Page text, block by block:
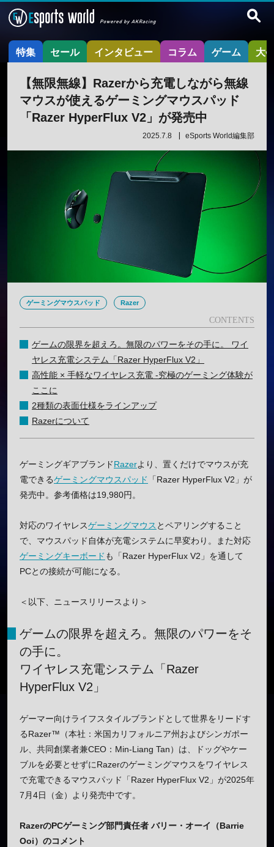
特集 セール インタビュー コラム ゲーム 大
【無限無線】Razerから充電しながら無線
マウスが使えるゲーミングマウスパッド
「Razer HyperFlux V2」が発売中
2025.7.8 eSports World編集部
ゲーミングマウスパッド Razer
ゲームの限界を超えろ。無限のパワーをその手に。 ワイ
ヤレス充電システム「Razer HyperFlux V2」
高性能 × 手軽なワイヤレス充電 -究極のゲーミング体験が
ここに
2種類の表面仕様をラインアップ
Razerについて
ゲーミングギアブランドRazerより、置くだけでマウスが充
電できるゲーミングマウスパッド
「Razer HyperFlux V2」が
発売中。参考価格は19,980円。
対応のワイヤレスゲーミングマウス とペアリングすること
で、マウスパッド自体が充電システムに早変わり。また対応
ゲーミングキーボード も「Razer HyperFlux V2」を通して
PCとの接続が可能になる。
＜以下、ニュースリリースより＞
ゲームの限界を超えろ。無限のパワーをそ
の手に。
ワイヤレス充電システム「Razer
HyperFlux V2」
ゲーマー向けライフスタイルブランドとして世界をリードす
るRazer™（本社：米国カリフォルニア州およびシンガポー
ル、共同創業者兼CEO：Min-Liang Tan）は、ドッグやケー
ブルを必要とせずにRazerのゲーミングマウスをワイヤレス
で充電できるマウスパッド「Razer HyperFlux V2」が2025年
7月4日（金）より発売中です。
RazerのPCゲーミング部門責任者 バリー・オーイ（Barrie
Ooi）のコメント